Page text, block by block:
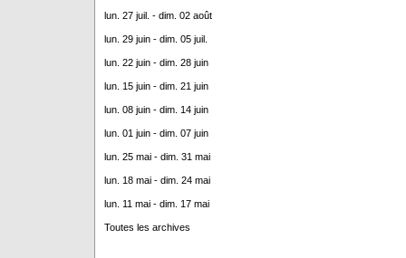
lun. 27 juil. - dim. 02 août
lun. 29 juin - dim. 05 juil.
lun. 22 juin - dim. 28 juin
lun. 15 juin - dim. 21 juin
lun. 08 juin - dim. 14 juin
lun. 01 juin - dim. 07 juin
lun. 25 mai - dim. 31 mai
lun. 18 mai - dim. 24 mai
lun. 11 mai - dim. 17 mai
Toutes les archives